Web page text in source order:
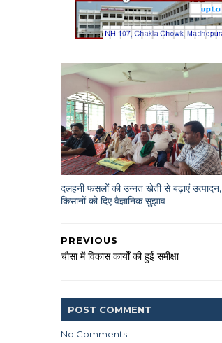
दलहनी फसलों की उन्नत खेती से बढ़ाएं उत्पादन,
किसानों को दिए वैज्ञानिक सुझाव
PREVIOUS
चौसा में विकास कार्यों की हुई समीक्षा
POST COMMENT
No Comments: